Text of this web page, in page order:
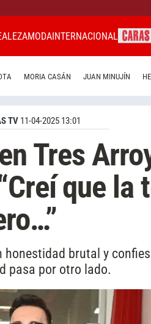
MODAINTERNACIONAL
MORIA CASÁN JUAN MINUJÍN
TV 11-04-2025 13:01
Tres
que la
brutal y
pasa por otro lado.